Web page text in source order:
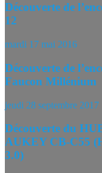
Découverte de
12
mardi 17 mai 2016
Découverte de
Faucon Millénium
jeudi 28 septembre 2017
Découverte du
AUKEY CB-C55
3.0)